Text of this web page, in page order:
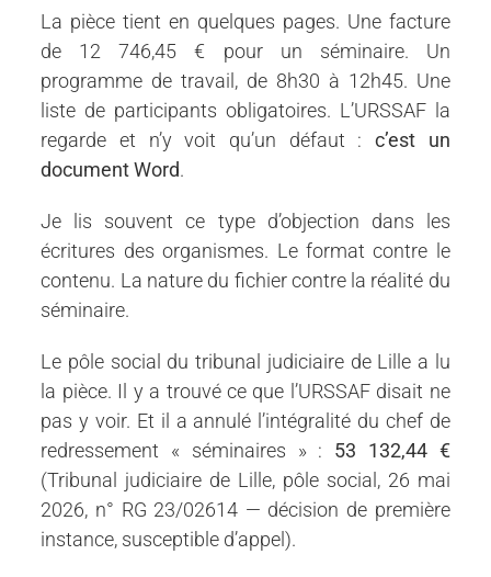
La pièce tient en quelques pages. Une facture
de 12 746,45 € pour un séminaire. Un
programme de travail, de 8h30 à 12h45. Une
liste de participants obligatoires. L’URSSAF la
regarde et n’y voit qu’un défaut : c’est un
document Word.
Je lis souvent ce type d’objection dans les
écritures des organismes. Le format contre le
contenu. La nature du fichier contre la réalité du
séminaire.
Le pôle social du tribunal judiciaire de Lille a lu
la pièce. Il y a trouvé ce que l’URSSAF disait ne
pas y voir. Et il a annulé l’intégralité du chef de
redressement « séminaires » : 53 132,44 €
(Tribunal judiciaire de Lille, pôle social, 26 mai
2026, n° RG 23/02614 — décision de première
instance, susceptible d’appel).